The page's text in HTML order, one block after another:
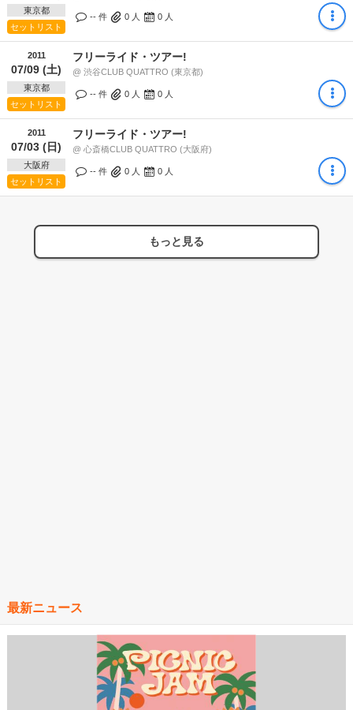
東京都
セットリスト
-- 件 0 人 0 人
2011
07/09 (土)
東京都
セットリスト
フリーライド・ツアー!
@ 渋谷CLUB QUATTRO (東京都)
-- 件 0 人 0 人
2011
07/03 (日)
大阪府
セットリスト
フリーライド・ツアー!
@ 心斎橋CLUB QUATTRO (大阪府)
-- 件 0 人 0 人
もっと見る
最新ニュース